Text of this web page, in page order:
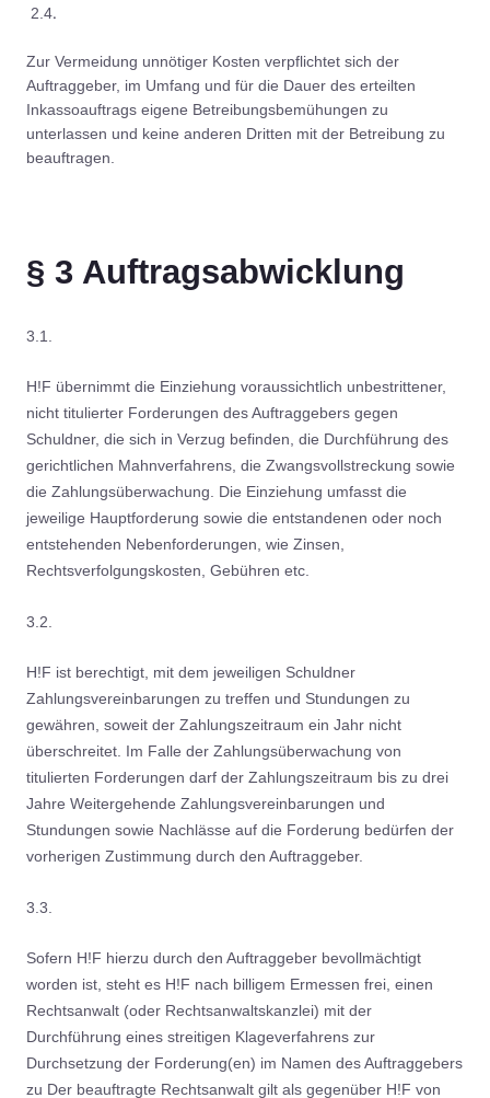
2.4.
Zur Vermeidung unnötiger Kosten verpflichtet sich der
Auftraggeber, im Umfang und für die Dauer des erteilten
Inkassoauftrags eigene Betreibungsbemühungen zu
unterlassen und keine anderen Dritten mit der Betreibung zu
beauftragen.
§ 3 Auftragsabwicklung
3.1.
H!F übernimmt die Einziehung voraussichtlich unbestrittener,
nicht titulierter Forderungen des Auftraggebers gegen
Schuldner, die sich in Verzug befinden, die Durchführung des
gerichtlichen Mahnverfahrens, die Zwangsvollstreckung sowie
die Zahlungsüberwachung. Die Einziehung umfasst die
jeweilige Hauptforderung sowie die entstandenen oder noch
entstehenden Nebenforderungen, wie Zinsen,
Rechtsverfolgungskosten, Gebühren etc.
3.2.
H!F ist berechtigt, mit dem jeweiligen Schuldner
Zahlungsvereinbarungen zu treffen und Stundungen zu
gewähren, soweit der Zahlungszeitraum ein Jahr nicht
überschreitet. Im Falle der Zahlungsüberwachung von
titulierten Forderungen darf der Zahlungszeitraum bis zu drei
Jahre Weitergehende Zahlungsvereinbarungen und
Stundungen sowie Nachlässe auf die Forderung bedürfen der
vorherigen Zustimmung durch den Auftraggeber.
3.3.
Sofern H!F hierzu durch den Auftraggeber bevollmächtigt
worden ist, steht es H!F nach billigem Ermessen frei, einen
Rechtsanwalt (oder Rechtsanwaltskanzlei) mit der
Durchführung eines streitigen Klageverfahrens zur
Durchsetzung der Forderung(en) im Namen des Auftraggebers
zu Der beauftragte Rechtsanwalt gilt als gegenüber H!F von